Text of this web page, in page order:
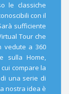
le classiche
con il
sufficiente
Tour che
vedute a 360
sulla Home,
compare la
di una serie di
nostra idea è